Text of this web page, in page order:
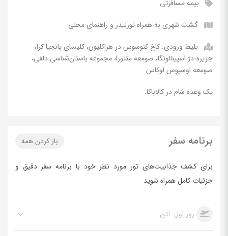
بیمه مسافرتی
گشت شهری به همراه تورلیدر و راهنمای محلی
بلیط ورودی: کاخ کنوسوس در هراکلیون، کلیسای پانجیا کرا،
جزیره-دژ اسپینالونگا، صومعه متئورا، مجموعه باستان‌شناسی دلفی،
صومعه اوسیوس لوکاس
یک وعده شام در کالاباکا.
باز کردن همه برنامه سفر
برای کشف جذابیت‌های تور مورد نظر خود با برنامه سفر دقیق و
جزئیات کامل همراه شوید
روز اول: آتن